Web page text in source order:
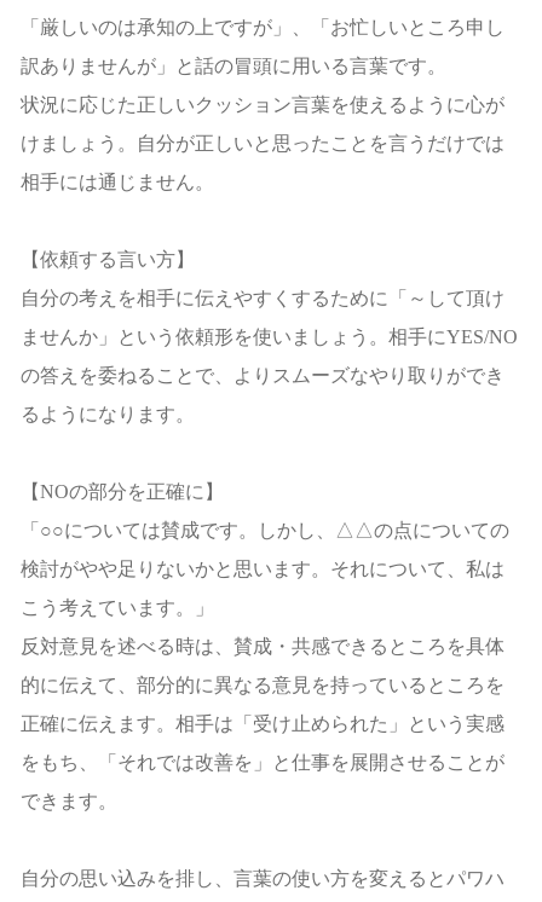
「厳しいのは承知の上ですが」、「お忙しいところ申し
訳ありませんが」と話の冒頭に用いる言葉です。
状況に応じた正しいクッション言葉を使えるように心が
けましょう。自分が正しいと思ったことを言うだけでは
相手には通じません。
【依頼する言い方】
自分の考えを相手に伝えやすくするために「～して頂け
ませんか」という依頼形を使いましょう。相手にYES/NO
の答えを委ねることで、よりスムーズなやり取りができ
るようになります。
【NOの部分を正確に】
「○○については賛成です。しかし、△△の点についての
検討がやや足りないかと思います。それについて、私は
こう考えています。」
反対意見を述べる時は、賛成・共感できるところを具体
的に伝えて、部分的に異なる意見を持っているところを
正確に伝えます。相手は「受け止められた」という実感
をもち、「それでは改善を」と仕事を展開させることが
できます。
自分の思い込みを排し、言葉の使い方を変えるとパワハ